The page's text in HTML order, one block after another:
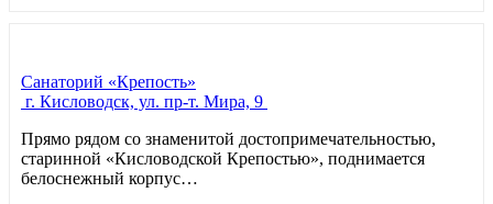
Санаторий «Крепость»
г. Кисловодск, ул. пр-т. Мира, 9
Прямо рядом со знаменитой достопримечательностью,
старинной «Кисловодской Крепостью», поднимается
белоснежный корпус…